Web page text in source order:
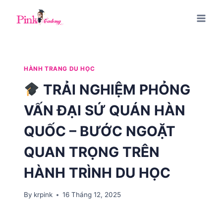
HÀNH TRANG DU HỌC
TRẢI NGHIỆM PHỎNG
VẤN ĐẠI SỨ QUÁN HÀN
QUỐC – BƯỚC NGOẶT
QUAN TRỌNG TRÊN
HÀNH TRÌNH DU HỌC
By krpink 16 Tháng 12, 2025